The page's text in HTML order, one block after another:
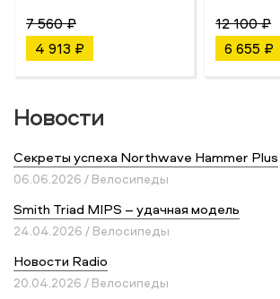
7 560 ₽
4 913 ₽
12 100 ₽
6 655 ₽
Новости
Секреты успеха Northwave Hammer Plus
06.06.2026 / Велосипеды
Smith Triad MIPS – удачная модель
24.04.2026 / Велосипеды
Новости Radio
20.04.2026 / Велосипеды